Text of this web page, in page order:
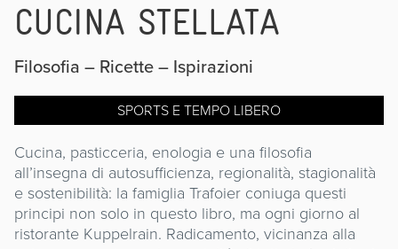
CUCINA STELLATA
Filosofia – Ricette – Ispirazioni
SPORTS E TEMPO LIBERO
Cucina, pasticceria, enologia e una filosofia
all’insegna di autosufficienza, regionalità, stagionalità
e sostenibilità: la famiglia Trafoier coniuga questi
principi non solo in questo libro, ma ogni giorno al
ristorante Kuppelrain. Radicamento, vicinanza alla